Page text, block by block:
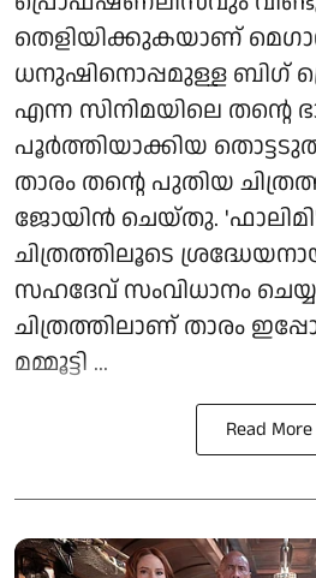
തെളിയിക്കുകയാണ്
ധനുഷിനൊപ്പമുള്ള ബിഗ്
എന്ന സിനിമയിലെ തന്റെ
പൂർത്തിയാക്കിയ
താരം തന്റെ പുതിയ
ജോയിൻ ചെയ്തു. 'ഫാലിമി'
ചിത്രത്തിലൂടെ
സഹദേവ് സംവിധാനം
ചിത്രത്തിലാണ് താരം
മമ്മൂട്ടി ...
Read More